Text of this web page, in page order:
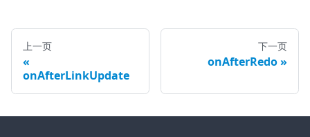
上一页
onAfterLinkUpdate
下一页
onAfterRedo